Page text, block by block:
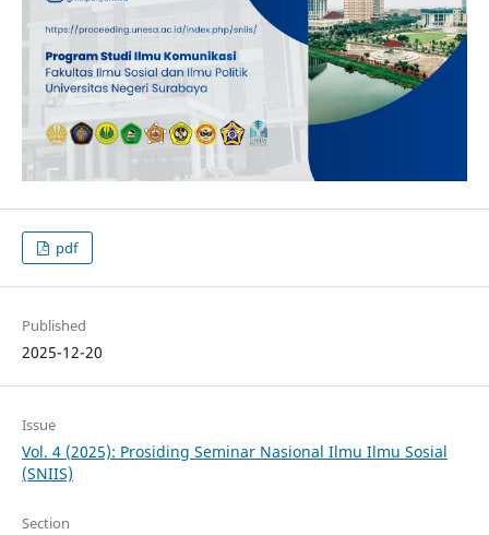
pdf
Published
2025-12-20
Issue
Vol. 4 (2025): Prosiding Seminar Nasional Ilmu Ilmu Sosial
(SNIIS)
Section